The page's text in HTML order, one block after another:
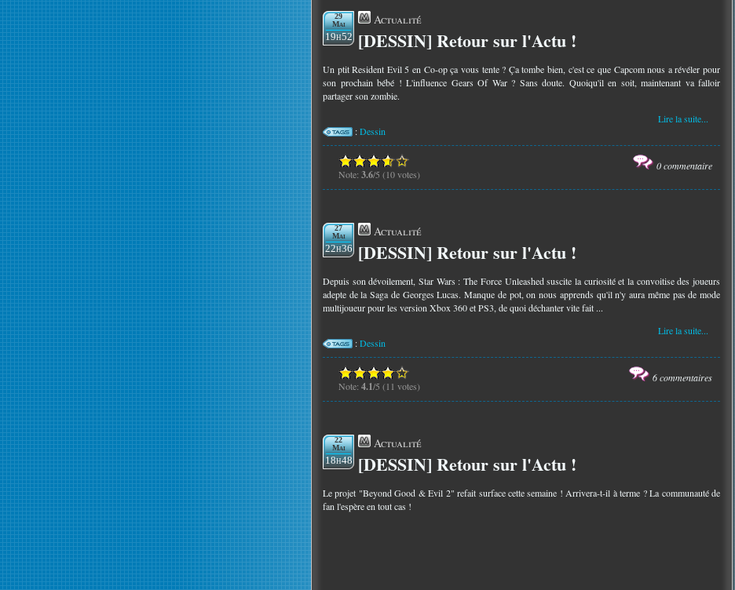
29
Mai
19h52
Actualité
[DESSIN] Retour sur l'Actu !
Un ptit Resident Evil 5 en Co-op ça vous tente ? Ça tombe bien, c'est ce que Capcom nous a révéler pour
son prochain bébé ! L'influence Gears Of War ? Sans doute. Quoiqu'il en soit, maintenant va falloir
partager son zombie.
Lire la suite...
:Dessin
0 commentaire
Note: 3.6/5 (10 votes)
27
Mai
22h36
Actualité
[DESSIN] Retour sur l'Actu !
Depuis son dévoilement, Star Wars : The Force Unleashed suscite la curiosité et la convoitise des joueurs
adepte de la Saga de Georges Lucas. Manque de pot, on nous apprends qu'il n'y aura même pas de mode
multijoueur pour les version Xbox 360 et PS3, de quoi déchanter vite fait ...
Lire la suite...
:Dessin
6 commentaires
Note: 4.1/5 (11 votes)
22
Mai
18h48
Actualité
[DESSIN] Retour sur l'Actu !
Le projet "Beyond Good & Evil 2" refait surface cette semaine ! Arrivera-t-il à terme ? La communauté de
fan l'espère en tout cas !